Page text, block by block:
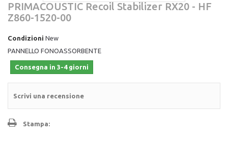
PRIMACOUSTIC Recoil Stabilizer RX20 - HF
Z860-1520-00
Condizioni New
PANNELLO FONOASSORBENTE
Consegna in 3-4 giorni
Scrivi una recensione
Stampa: